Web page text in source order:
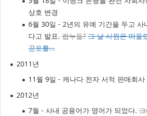
상호 변경
6월 30일 - 2년의 유예 기간을 두고 사
다고 발표.컵누들? 그 날 사원은 떠올
공포를...
2011년
11월 9일 - 캐나다 전자 서적 판매회
2012년
7월 - 사내 공용어가 영어가 되었다.